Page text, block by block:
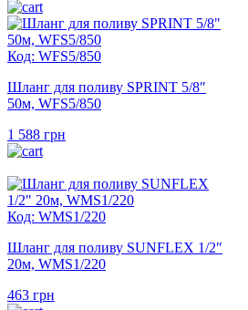
953 грн.735 грн.
Код: WFS5/850
Шланг для поливу SPRINT 5/8″
50м, WFS5/850
1 588 грн
Код: WMS1/220
Шланг для поливу SUNFLEX 1/2″
20м, WMS1/220
463 грн